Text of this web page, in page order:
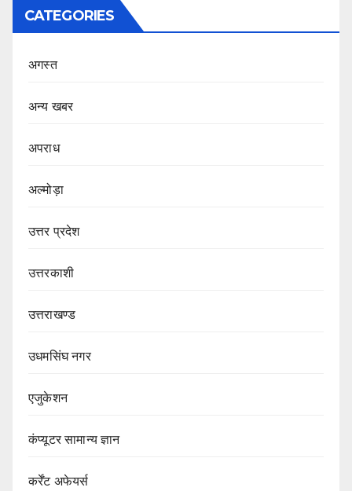
CATEGORIES
अगस्त
अन्य खबर
अपराध
अल्मोड़ा
उत्तर प्रदेश
उत्तरकाशी
उत्तराखण्ड
उधमसिंघ नगर
एजुकेशन
कंप्यूटर सामान्य ज्ञान
कर्रेंट अफेयर्स